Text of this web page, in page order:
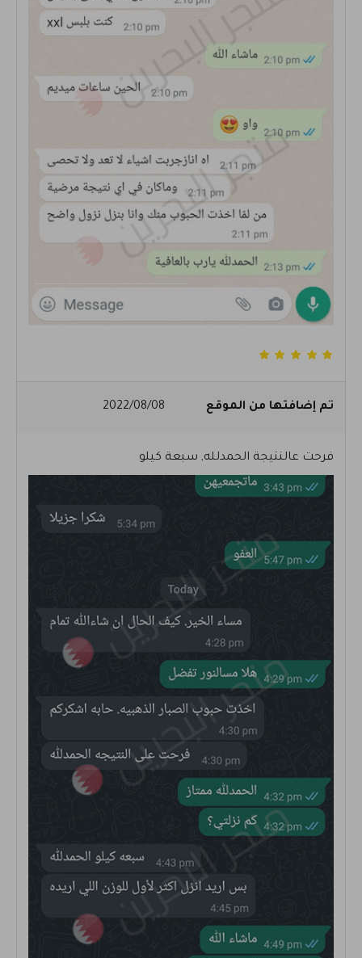
تم إضافتها من الموقع 2022/08/08
فرحت عالنتيجة الحمدلله, سبعة كيلو